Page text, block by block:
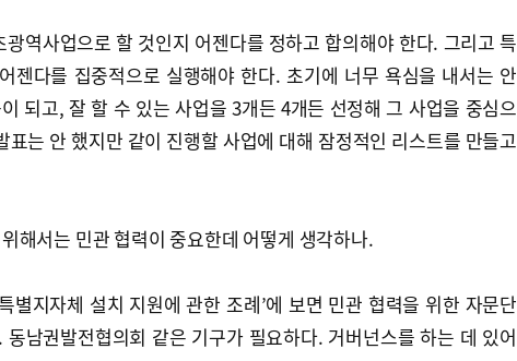
역사업으로 할 것인지 어젠다를 정하고 합의해야 한다. 그리고 특
젠다를 집중적으로 실행해야 한다. 초기에 너무 욕심을 내서는 안
되고, 잘 할 수 있는 사업을 3개든 4개든 선정해 그 사업을 중심으
표는 안 했지만 같이 진행할 사업에 대해 잠정적인 리스트를 만들고
해서는 민관 협력이 중요한데 어떻게 생각하나.
별지자체 설치 지원에 관한 조례’에 보면 민관 협력을 위한 자문단
남권발전협의회 같은 기구가 필요하다. 거버넌스를 하는 데 있어